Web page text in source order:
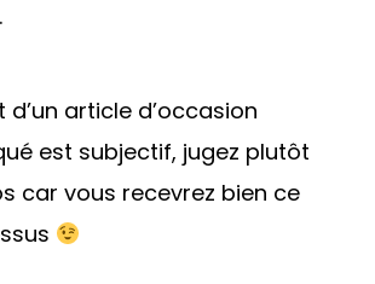
d’un article d’occasion
est subjectif, jugez plutôt
car vous recevrez bien ce